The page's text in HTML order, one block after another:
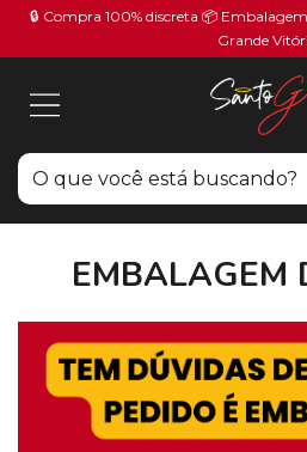
🔒 Compra 100% discreta 📦
Grande
EMBALAGEM